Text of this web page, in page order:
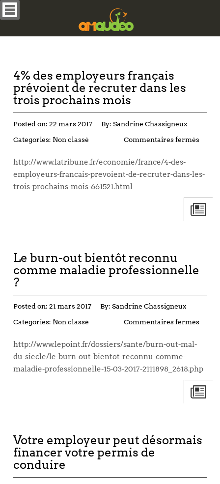
4% des employeurs français
prévoient de recruter dans les
trois prochains mois
Posted on: 22 mars 2017 By: Sandrine Chassigneux
Categories: Non classé Commentaires fermés
http://www.latribune.fr/economie/france/4-des-
employeurs-francais-prevoient-de-recruter-dans-les-
trois-prochains-mois-661521.html
Le burn-out bientôt reconnu
comme maladie professionnelle
?
Posted on: 21 mars 2017 By: Sandrine Chassigneux
Categories: Non classé Commentaires fermés
http://www.lepoint.fr/dossiers/sante/burn-out-mal-
du-siecle/le-burn-out-bientot-reconnu-comme-
maladie-professionnelle-15-03-2017-2111898_2618.php
Votre employeur peut désormais
financer votre permis de
conduire